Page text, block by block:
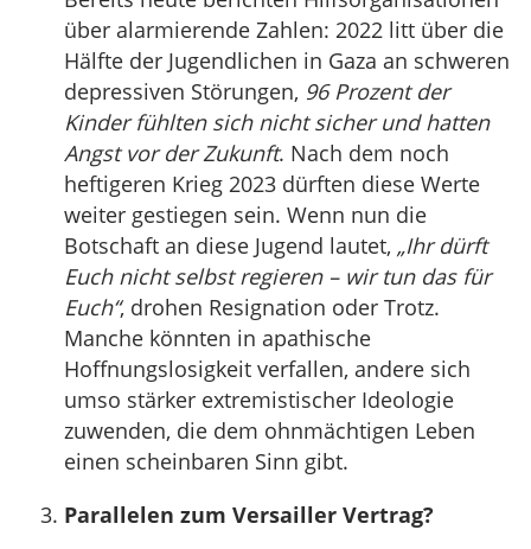
über alarmierende Zahlen: 2022 litt über die
Hälfte der Jugendlichen in Gaza an schweren
depressiven Störungen, 96 Prozent der
Kinder fühlten sich nicht sicher und hatten
Angst vor der Zukunft. Nach dem noch
heftigeren Krieg 2023 dürften diese Werte
weiter gestiegen sein. Wenn nun die
Botschaft an diese Jugend lautet, „Ihr dürft
Euch nicht selbst regieren – wir tun das für
Euch“, drohen Resignation oder Trotz.
Manche könnten in apathische
Hoffnungslosigkeit verfallen, andere sich
umso stärker extremistischer Ideologie
zuwenden, die dem ohnmächtigen Leben
einen scheinbaren Sinn gibt.
Parallelen zum Versailler Vertrag?